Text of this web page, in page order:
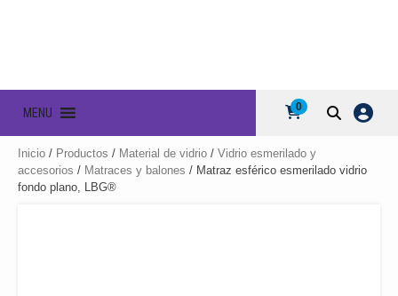
MENU 0
Inicio / Productos / Material de vidrio / Vidrio esmerilado y
accesorios / Matraces y balones / Matraz esférico esmerilado vidrio
fondo plano, LBG®